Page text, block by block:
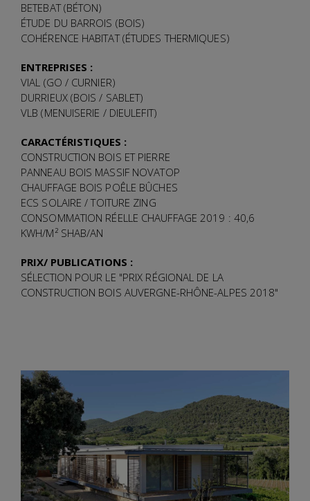
BETEBAT (BÉTON)
ÉTUDE DU BARROIS (BOIS)
COHÉRENCE HABITAT (ÉTUDES THERMIQUES)
ENTREPRISES :
VIAL (GO / CURNIER)
DURRIEUX (BOIS / SABLET)
VLB (MENUISERIE / DIEULEFIT)
CARACTÉRISTIQUES :
CONSTRUCTION BOIS ET PIERRE
PANNEAU BOIS MASSIF NOVATOP
CHAUFFAGE BOIS POÊLE BÛCHES
ECS SOLAIRE/TOITURE ZING
CONSOMMATION RÉELLE CHAUFFAGE 2019 : 40,6
KWH/M² SHAB/AN
PRIX/ PUBLICATIONS :
SÉLECTION POUR LE "PRIX RÉGIONAL DE LA
CONSTRUCTION BOIS AUVERGNE-RHÔNE-ALPES 2018"